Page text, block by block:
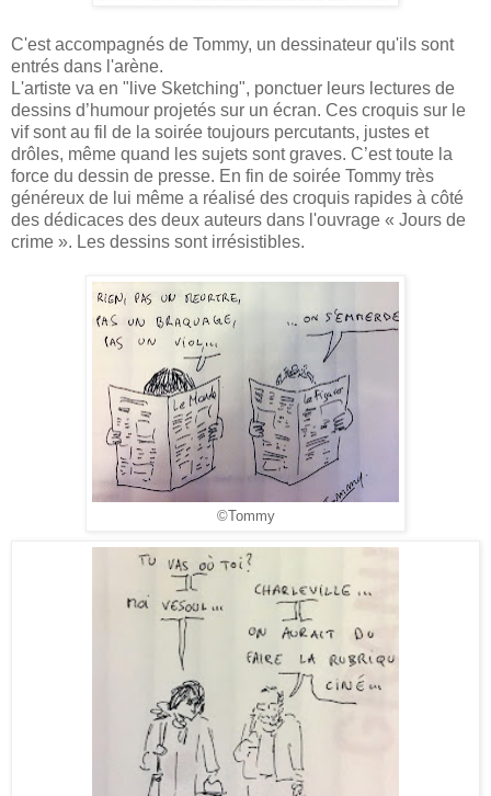
C'est accompagnés de Tommy, un dessinateur qu'ils sont
entrés dans l'arène.
L'artiste va en "live Sketching", ponctuer leurs lectures de
dessins d’humour projetés sur un écran. Ces croquis sur le
vif sont au fil de la soirée toujours percutants, justes et
drôles, même quand les sujets sont graves. C’est toute la
force du dessin de presse. En fin de soirée Tommy très
généreux de lui même a réalisé des croquis rapides à côté
des dédicaces des deux auteurs dans l'ouvrage « Jours de
crime ». Les dessins sont irrésistibles.
©Tommy